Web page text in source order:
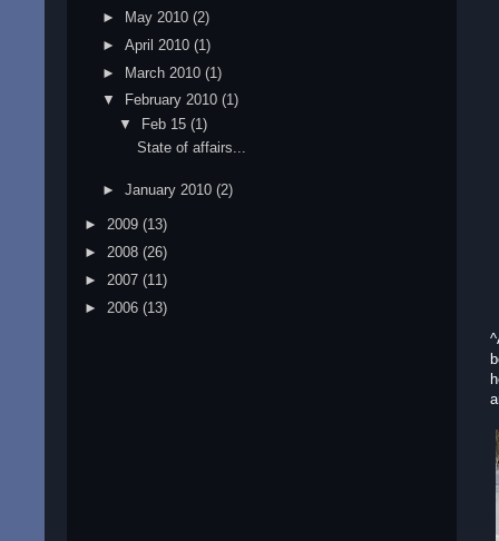
►
May 2010 (2)
► April 2010 (1)
► March 2010 (1)
▼
February 2010 (1)
▼
Feb 15(1)
State of affairs...
► January 2010 (2)
► 2009 (13)
► 2008 (26)
► 2007 (11)
► 2006 (13)